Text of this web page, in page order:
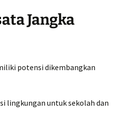
Jangka
potensi dikembangkan
lingkungan untuk sekolah dan